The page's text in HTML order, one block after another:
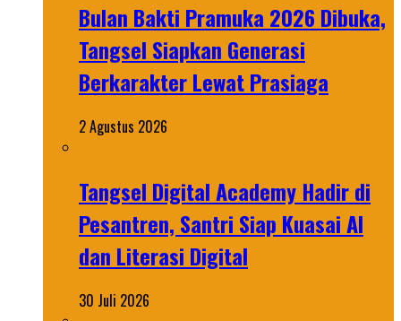
Bulan Bakti Pramuka 2026 Dibuka,
Tangsel Siapkan Generasi
Berkarakter Lewat Prasiaga
2 Agustus 2026
Tangsel Digital Academy Hadir di
Pesantren, Santri Siap Kuasai AI
dan Literasi Digital
30 Juli 2026